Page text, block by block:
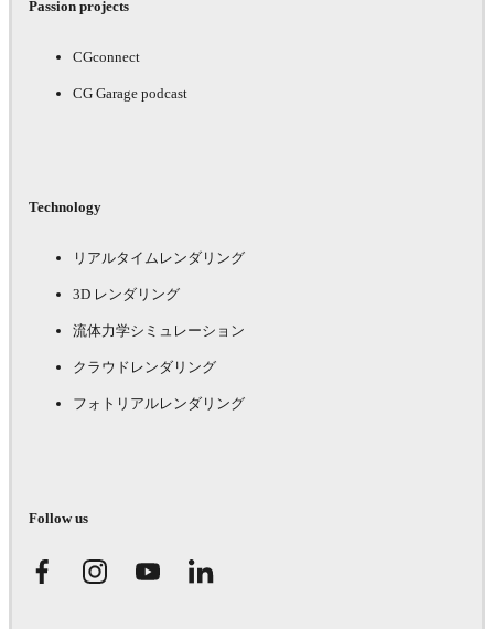
Passion projects
CGconnect
CG Garage podcast
Technology
リアルタイムレンダリング
3D レンダリング
流体力学シミュレーション
クラウドレンダリング
フォトリアルレンダリング
Follow us